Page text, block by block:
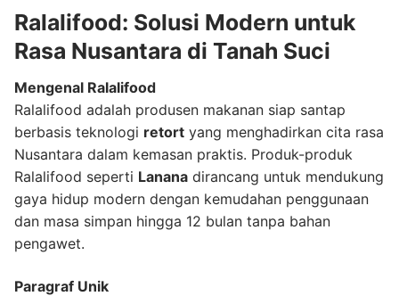
Ralalifood: Solusi Modern untuk
Rasa Nusantara di Tanah Suci
Mengenal Ralalifood
Ralalifood adalah produsen makanan siap santap
berbasis teknologi retort yang menghadirkan cita rasa
Nusantara dalam kemasan praktis. Produk-produk
Ralalifood seperti Lanana dirancang untuk mendukung
gaya hidup modern dengan kemudahan penggunaan
dan masa simpan hingga 12 bulan tanpa bahan
pengawet.
Paragraf Unik